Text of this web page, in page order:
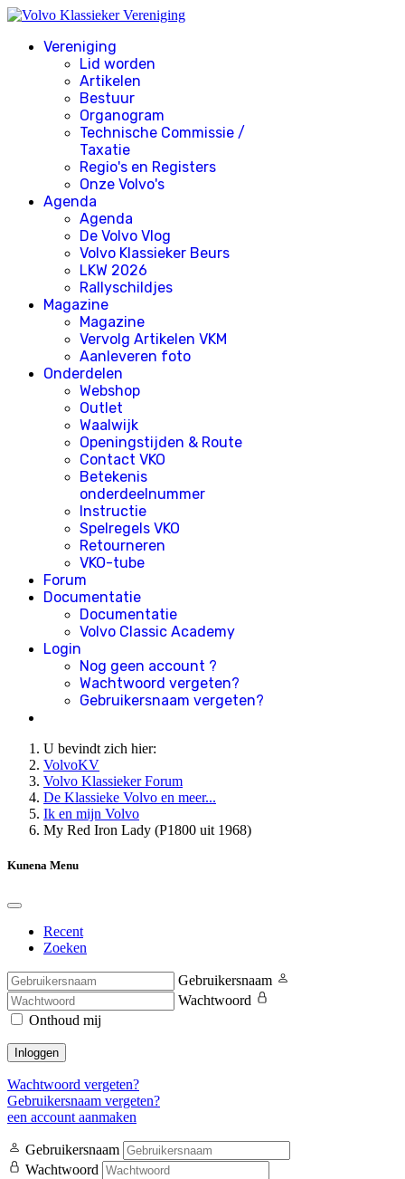
Vereniging
Lid worden
Artikelen
Bestuur
Organogram
Technische Commissie /
Taxatie
Regio's en Registers
Onze Volvo's
Agenda
Agenda
De Volvo Vlog
Volvo Klassieker Beurs
LKW 2026
Rallyschildjes
Magazine
Magazine
Vervolg Artikelen VKM
Aanleveren foto
Onderdelen
Webshop
Outlet
Waalwijk
Openingstijden & Route
Contact VKO
Betekenis
onderdeelnummer
Instructie
Spelregels VKO
Retourneren
VKO-tube
Forum
Documentatie
Documentatie
Volvo Classic Academy
Login
Nog geen account ?
Wachtwoord vergeten?
Gebruikersnaam vergeten?
U bevindt zich hier:
VolvoKV
Volvo Klassieker Forum
De Klassieke Volvo en meer...
Ik en mijn Volvo
My Red Iron Lady (P1800 uit 1968)
Kunena Menu
Recent
Zoeken
Gebruikersnaam
Wachtwoord
Onthoud mij
Inloggen
Wachtwoord vergeten?
Gebruikersnaam vergeten?
een account aanmaken
Gebruikersnaam
Wachtwoord